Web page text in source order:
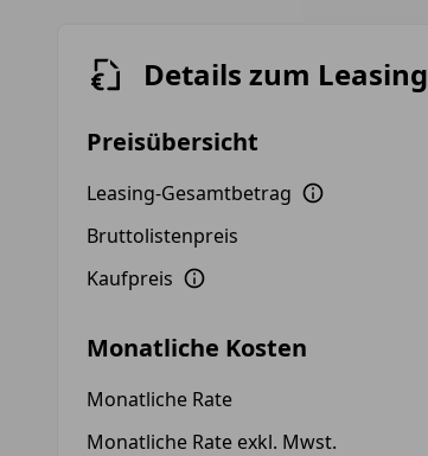
Details zum Leasing
Preisübersicht
Leasing-Gesamtbetrag
Bruttolistenpreis
Kaufpreis
Monatliche Kosten
Monatliche Rate
Monatliche Rate exkl. Mwst.